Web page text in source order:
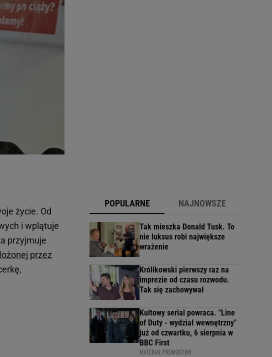
życie. Od
i wplątuje
przyjmuje
przez
POPULARNE NAJNOWSZE
Tak mieszka Donald Tusk. To
nie luksus robi największe
wrażenie
Królikowski pierwszy raz na
imprezie od czasu rozwodu.
Tak się zachowywał
Kultowy serial powraca. "Line
of Duty - wydział wewnętrzny"
już od czwartku, 6 sierpnia w
BBC First
MATERIAŁ PROMOCYJNY